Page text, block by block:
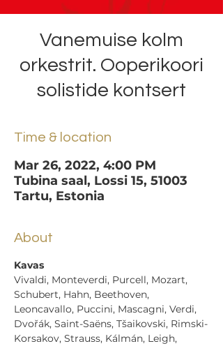
Vanemuise kolm
orkestrit. Ooperikoori
solistide kontsert
Time & location
Mar 26, 2022, 4:00 PM
Tubina saal, Lossi 15, 51003
Tartu, Estonia
About
Vivaldi, Monteverdi, Purcell, Mozart,
Schubert, Hahn, Beethoven,
Leoncavallo, Puccini, Mascagni, Verdi,
Dvořák, Saint-Saëns, Tšaikovski, Rimski-
Korsakov, Strauss, Kálmán, Leigh,